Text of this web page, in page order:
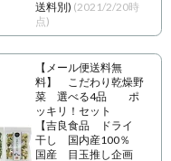
送料別) (2021/2/20時
点)
【メール便送料無
料】 こだわり乾燥野
菜 選べる4品 ポ
ッキリ！セット
【吉良食品 ドライ
干し 国内産100％
国産 目玉推し企画